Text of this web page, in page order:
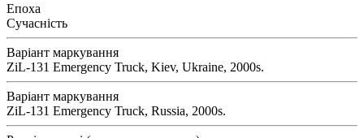
Епоха
Сучасність
Варіант маркування
ZiL-131 Emergency Truck, Kiev, Ukraine, 2000s.
Варіант маркування
ZiL-131 Emergency Truck, Russia, 2000s.